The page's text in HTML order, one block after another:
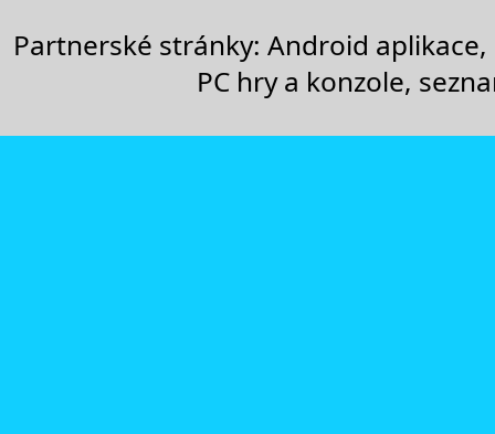
Partnerské stránky:Android aplikace,
PC hry a konzole,